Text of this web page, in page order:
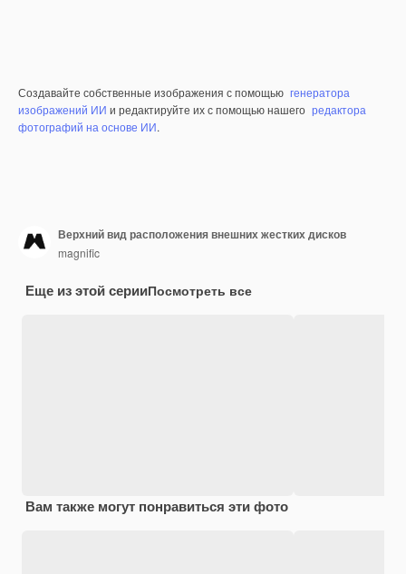
Создавайте собственные изображения с помощью генератора
изображений ИИ и редактируйте их с помощью нашего редактора
фотографий на основе ИИ.
Верхний вид расположения внешних жестких дисков
magnific
Еще из этой серииПосмотреть все
Вам также могут понравиться эти фото